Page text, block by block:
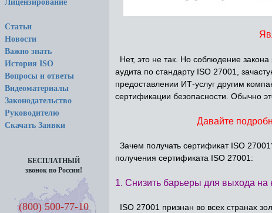
Лицензирование
Статьи
Новости
Важно знать
История ISO
Вопросы и ответы
Видеоматериалы
Законодательство
Руководителю
Скачать Заявки
БЕСПЛАТНЫЙ
звонок по России!
(800) 500-77-10
Нет, это не так. Но соблюдение
аудита по стандарту ISO 27001,
предоставлении ИТ-услуг другим
сертификации безопасности. Обычно
Давайте
Зачем получать сертификат ISO
получения сертификата ISO 27001:
1. Снизить барьеры для выхода на
ISO 27001 признан во всех странах